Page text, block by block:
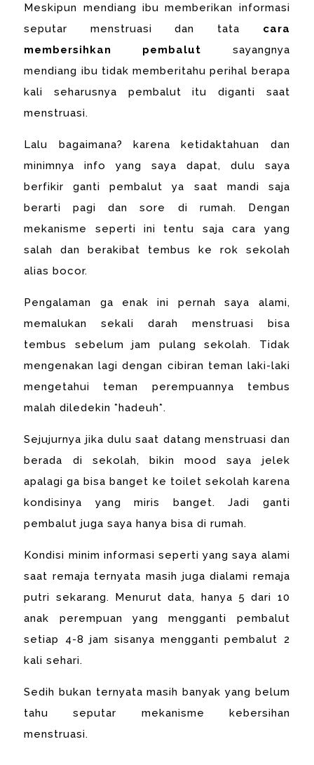
Meskipun mendiang ibu memberikan informasi
seputar menstruasi dan tata cara
membersihkan pembalut sayangnya
mendiang ibu tidak memberitahu perihal berapa
kali seharusnya pembalut itu diganti saat
menstruasi.
Lalu bagaimana? karena ketidaktahuan dan
minimnya info yang saya dapat, dulu saya
berfikir ganti pembalut ya saat mandi saja
berarti pagi dan sore di rumah. Dengan
mekanisme seperti ini tentu saja cara yang
salah dan berakibat tembus ke rok sekolah
alias bocor.
Pengalaman ga enak ini pernah saya alami,
memalukan sekali darah menstruasi bisa
tembus sebelum jam pulang sekolah. Tidak
mengenakan lagi dengan cibiran teman laki-laki
mengetahui teman perempuannya tembus
malah diledekin *hadeuh*.
Sejujurnya jika dulu saat datang menstruasi dan
berada di sekolah, bikin mood saya jelek
apalagi ga bisa banget ke toilet sekolah karena
kondisinya yang miris banget. Jadi ganti
pembalut juga saya hanya bisa di rumah.
Kondisi minim informasi seperti yang saya alami
saat remaja ternyata masih juga dialami remaja
putri sekarang. Menurut data, hanya 5 dari 10
anak perempuan yang mengganti pembalut
setiap 4-8 jam sisanya mengganti pembalut 2
kali sehari.
Sedih bukan ternyata masih banyak yang belum
tahu seputar mekanisme kebersihan
menstruasi.